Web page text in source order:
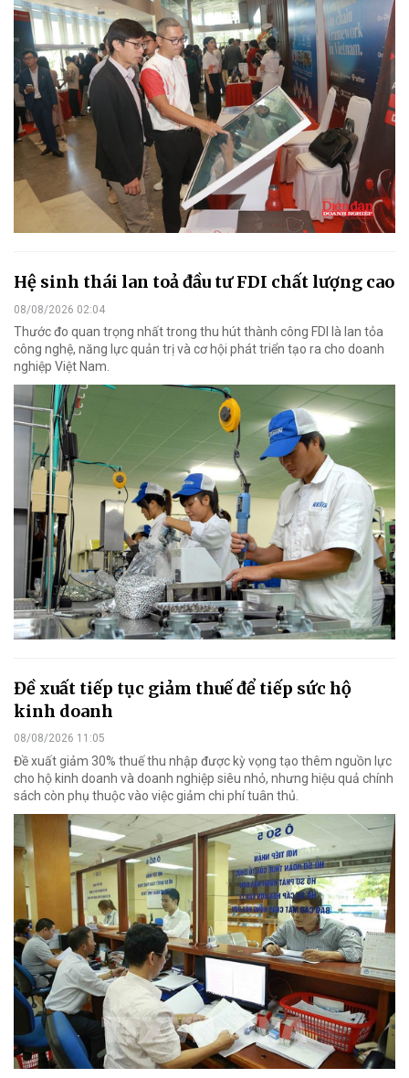
Hệ sinh thái lan toả đầu tư FDI chất lượng cao
08/08/2026 02:04
Thước đo quan trọng nhất trong thu hút thành công FDI là lan tỏa
công nghệ, năng lực quản trị và cơ hội phát triển tạo ra cho doanh
nghiệp Việt Nam.
Đề xuất tiếp tục giảm thuế để tiếp sức hộ
kinh doanh
08/08/2026 11:05
Đề xuất giảm 30% thuế thu nhập được kỳ vọng tạo thêm nguồn lực
cho hộ kinh doanh và doanh nghiệp siêu nhỏ, nhưng hiệu quả chính
sách còn phụ thuộc vào việc giảm chi phí tuân thủ.